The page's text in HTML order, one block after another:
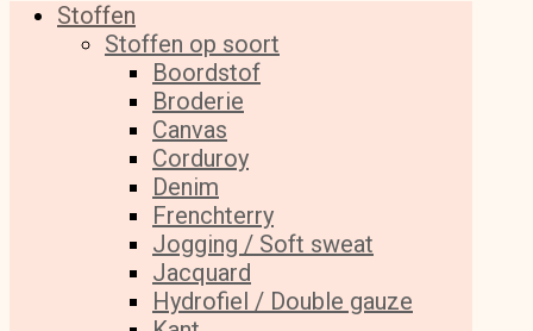
Stoffen
Stoffen op soort
Boordstof
Broderie
Canvas
Corduroy
Denim
Frenchterry
Jogging / Soft sweat
Jacquard
Hydrofiel / Double gauze